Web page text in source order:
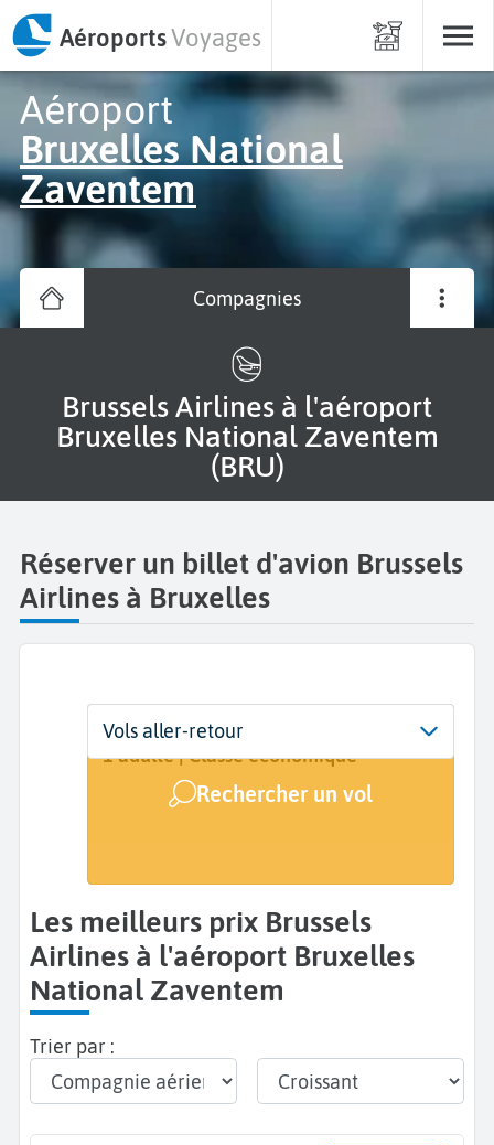
AéroportsVoyages
Aéroport
Bruxelles National
Zaventem
Compagnies
Brussels Airlines à l'aéroport
Bruxelles National Zaventem
(BRU)
Réserver un billet d'avion Brussels
Airlines à Bruxelles
Départ
Bruxelles National Zaventem (BRU)
Dates
Dates de votre voyage
Voyageurs | Classe
1 adulte | Classe économique
Rechercher un vol
Vols aller-retour
Les meilleurs prix Brussels
Airlines à l'aéroport Bruxelles
National Zaventem
Trier par :